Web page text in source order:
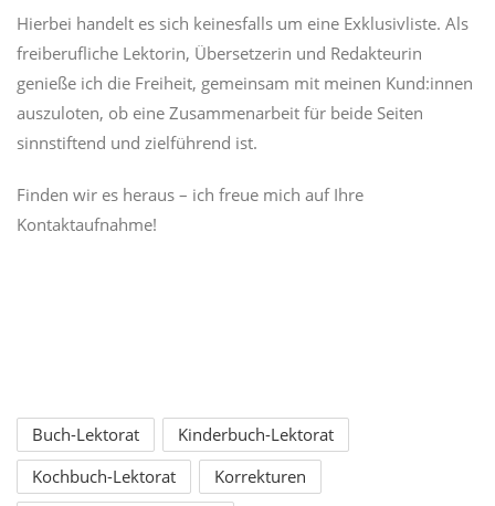
Hierbei handelt es sich keinesfalls um eine Exklusivliste. Als
freiberufliche Lektorin, Übersetzerin und Redakteurin
genieße ich die Freiheit, gemeinsam mit meinen Kund:innen
auszuloten, ob eine Zusammenarbeit für beide Seiten
sinnstiftend und zielführend ist.
Finden wir es heraus – ich freue mich auf Ihre
Kontaktaufnahme!
Buch-Lektorat
Kinderbuch-Lektorat
Kochbuch-Lektorat
Korrekturen